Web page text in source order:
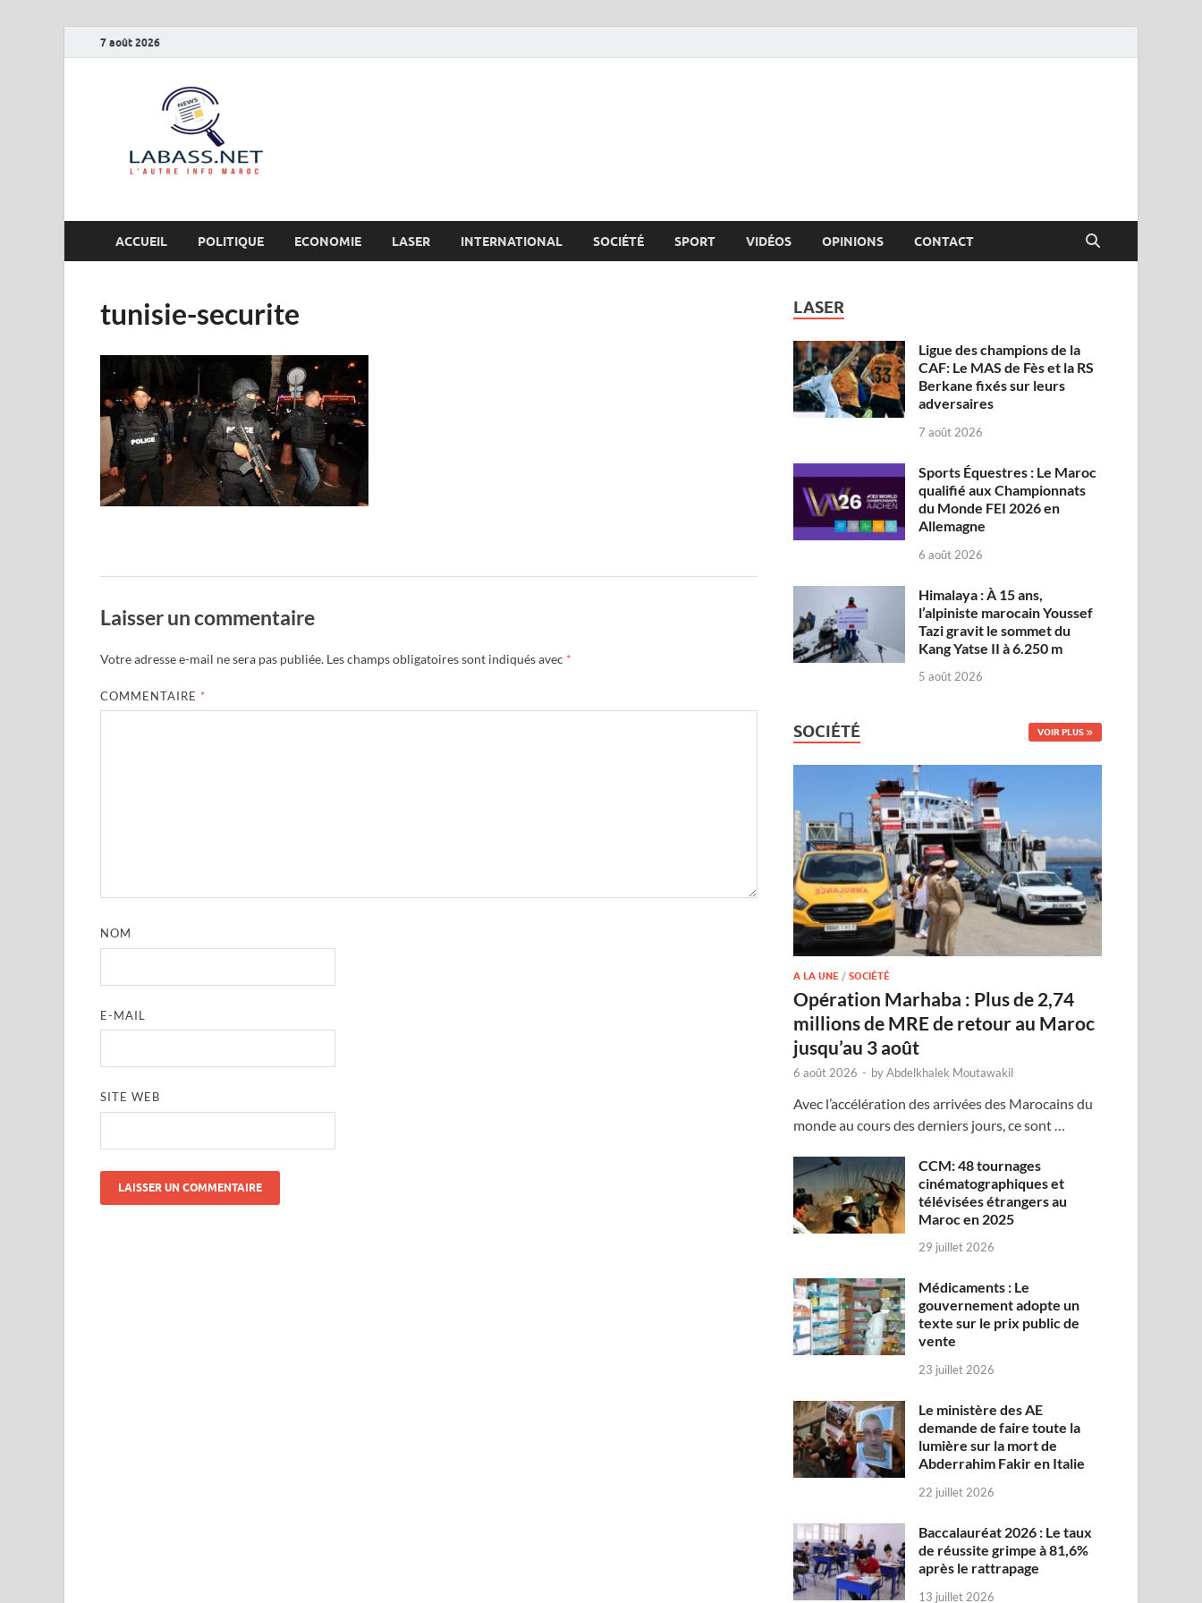
7 août 2026
ACCUEIL POLITIQUE ECONOMIE LASER INTERNATIONAL SOCIÉTÉ SPORT VIDÉOS OPINIONS CONTACT
tunisie-securite
Laisser un commentaire
Votre adresse e-mail ne sera pas publiée. Les champs obligatoires sont indiqués avec *
COMMENTAIRE *
NOM
E-MAIL
SITE WEB
LASER
Ligue des champions de la
CAF: Le MAS de Fès et la RS
Berkane fixés sur leurs
adversaires
7 août 2026
Sports Équestres : Le Maroc
qualifié aux Championnats
du Monde FEI 2026 en
Allemagne
6 août 2026
Himalaya : À 15 ans,
l’alpiniste marocain Youssef
Tazi gravit le sommet du
Kang Yatse II à 6.250 m
5 août 2026
SOCIÉTÉ VOIR PLUS
A LA UNE /SOCIÉTÉ
Opération Marhaba : Plus de 2,74
millions de MRE de retour au Maroc
jusqu’au 3 août
6 août 2026 - byAbdelkhalek Moutawakil
Avec l’accélération des arrivées des Marocains du
monde au cours des derniers jours, ce sont …
CCM: 48 tournages
cinématographiques et
télévisées étrangers au
Maroc en 2025
29 juillet 2026
Médicaments : Le
gouvernement adopte un
texte sur le prix public de
vente
23 juillet 2026
Le ministère des AE
demande de faire toute la
lumière sur la mort de
Abderrahim Fakir en Italie
22 juillet 2026
Baccalauréat 2026 : Le taux
de réussite grimpe à 81,6%
après le rattrapage
13 juillet 2026